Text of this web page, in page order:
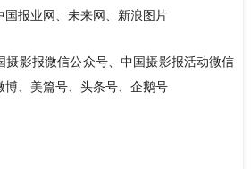
报业网、未来网、新浪图片
摄影报微信公众号、中国摄影报活动微信
、美篇号、头条号、企鹅号